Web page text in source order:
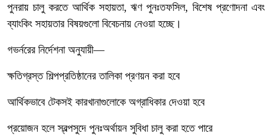
পুনরায় চালু করতে আর্থিক সহায়তা, ঋণ পুনঃতফসিল, বিশেষ প্রণোদনা এবং
ব্যাংকিং সহায়তার বিষয়গুলো বিবেচনায় নেওয়া হচ্ছে।
গভর্নরের নির্দেশনা অনুযায়ী—
ক্ষতিগ্রস্ত শিল্পপ্রতিষ্ঠানের তালিকা প্রণয়ন করা হবে
আর্থিকভাবে টেকসই কারখানাগুলোকে অগ্রাধিকার দেওয়া হবে
প্রয়োজন হলে স্বল্পসুদে পুনঃঅর্থায়ন সুবিধা চালু করা হতে পারে